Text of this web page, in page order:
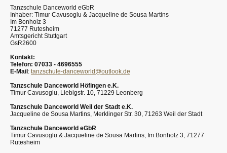
Tanzschule Danceworld eGbR
Inhaber: Timur Cavusoglu & Jacqueline de Sousa Martins
Im Bonholz 3
71277 Rutesheim
Amtsgericht Stuttgart
GsR2600
Kontakt:
Telefon: 07033 - 4696555
E-Mail: tanzschule-danceworld@outlook.de
Tanzschule Danceworld Höfingen e.K.
Timur Cavusoglu, Liebigstr. 10, 71229 Leonberg
Tanzschule Danceworld Weil der Stadt e.K.
Jacqueline de Sousa Martins, Merklinger Str. 30, 71263 Weil der Stadt
Tanzschule Danceworld eGbR
Timur Cavusoglu & Jacqueline de Sousa Martins, Im Bonholz 3, 71277
Rutesheim